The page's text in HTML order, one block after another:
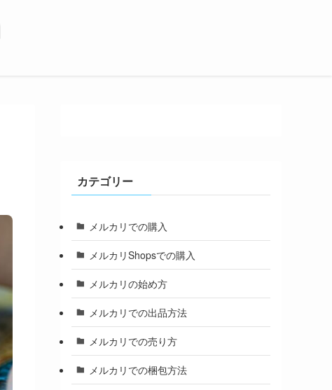
カテゴリー
メルカリでの購入
メルカリShopsでの購入
メルカリの始め方
メルカリでの出品方法
メルカリでの売り方
メルカリでの梱包方法